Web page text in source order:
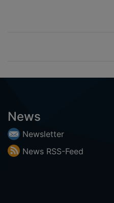
Labelmate (33)
Man&Machine (4)
News
Newsletter
News RSS-Feed